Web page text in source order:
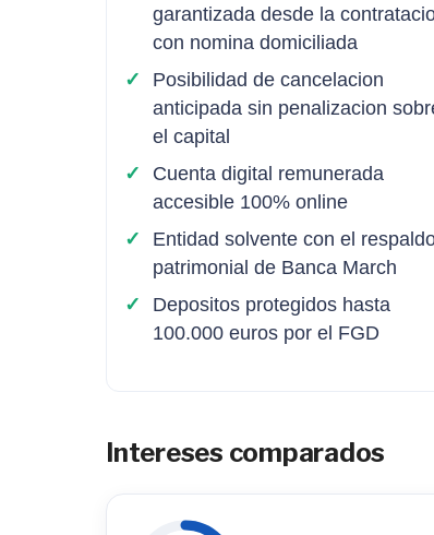
garantizada desde la
con nomina domiciliada
Posibilidad de cancelacion
anticipada sin penalizacion
el capital
Cuenta digital remunerada
accesible 100% online
Entidad solvente con el
patrimonial de Banca March
Depositos protegidos hasta
100.000 euros por el FGD
Intereses comparados